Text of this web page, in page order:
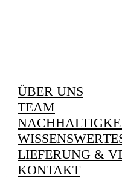
ÜBER UNS
TEAM
LIEFERUNG &
KONTAKT